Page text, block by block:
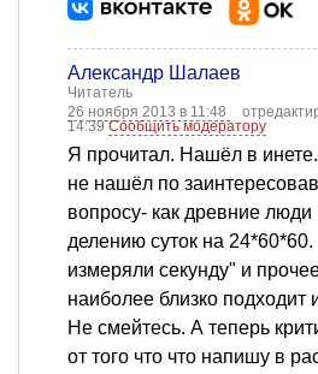
Александр Шалаев
Читатель
26 ноября 2013 в 11:48
14:39Сообщить модератору
Я прочитал. Нашёл в инете.
не нашёл по
вопросу- как древние
делению суток на 24*60*60.
измеряли секунду" и
наиболее близко подходит
Не смейтесь. А теперь
от того что что напишу в